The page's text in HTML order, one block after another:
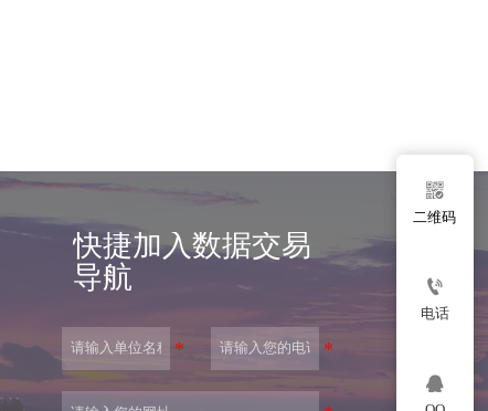
快捷加入数据交易
导航

二维码

电话
